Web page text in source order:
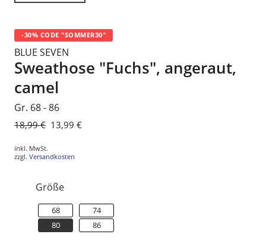
-30% CODE "SOMMER30"
BLUE SEVEN
Sweathose "Fuchs", angeraut,
camel
Gr. 68 - 86
Normaler
18,99 € Sonderpreis
13,99 €
inkl. MwSt.
zzgl. Versandkosten
Größe
68
74
80
86